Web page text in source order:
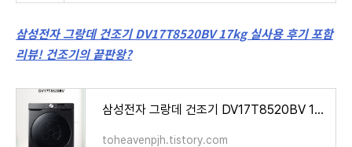
삼성전자 그랑데 건조기 DV17T8520BV 17kg 실사용 후기 포함
리뷰! 건조기의 끝판왕?
삼성전자 그랑데 건조기 DV17T8520BV 17kg 실사용 후기 포함 리뷰! 건조기의 끝판왕?
toheavenpjh.tistory.com